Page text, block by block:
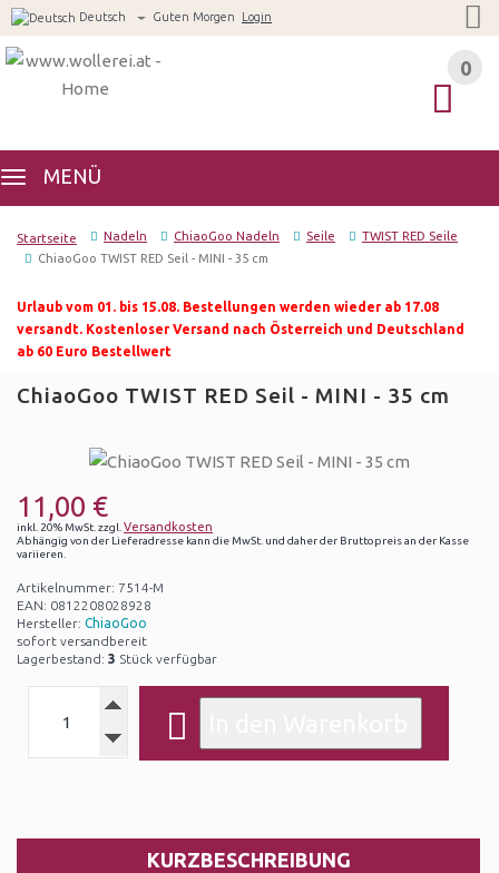
Deutsch Guten Morgen Login
0
MENÜ
0
Startseite Nadeln ChiaoGoo Nadeln Seile
TWIST RED Seile
ChiaoGoo TWIST RED Seil - MINI - 35 cm
Urlaub vom 01. bis 15.08. Bestellungen werden wieder ab 17.08
versandt. Kostenloser Versand nach Österreich und Deutschland
ab 60 Euro Bestellwert
ChiaoGoo TWIST RED Seil - MINI - 35 cm
11,00 €
inkl. 20% MwSt. zzgl. Versandkosten
Abhängig von der Lieferadresse kann die MwSt. und daher der Bruttopreis an der Kasse
variieren.
Artikelnummer: 7514-M
EAN: 0812208028928
Hersteller: ChiaoGoo
sofort versandbereit
Lagerbestand: 3 Stück verfügbar
KURZBESCHREIBUNG